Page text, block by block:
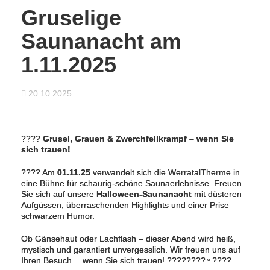
Gruselige
Saunanacht am
1.11.2025
20.10.2025
???? Grusel, Grauen & Zwerchfellkrampf – wenn Sie
sich trauen!
???? Am 01.11.25 verwandelt sich die WerratalTherme in
eine Bühne für schaurig-schöne Saunaerlebnisse. Freuen
Sie sich auf unsere Halloween-Saunanacht mit düsteren
Aufgüssen, überraschenden Highlights und einer Prise
schwarzem Humor.
Ob Gänsehaut oder Lachflash – dieser Abend wird heiß,
mystisch und garantiert unvergesslich. Wir freuen uns auf
Ihren Besuch… wenn Sie sich trauen! ????️????‍♀️????